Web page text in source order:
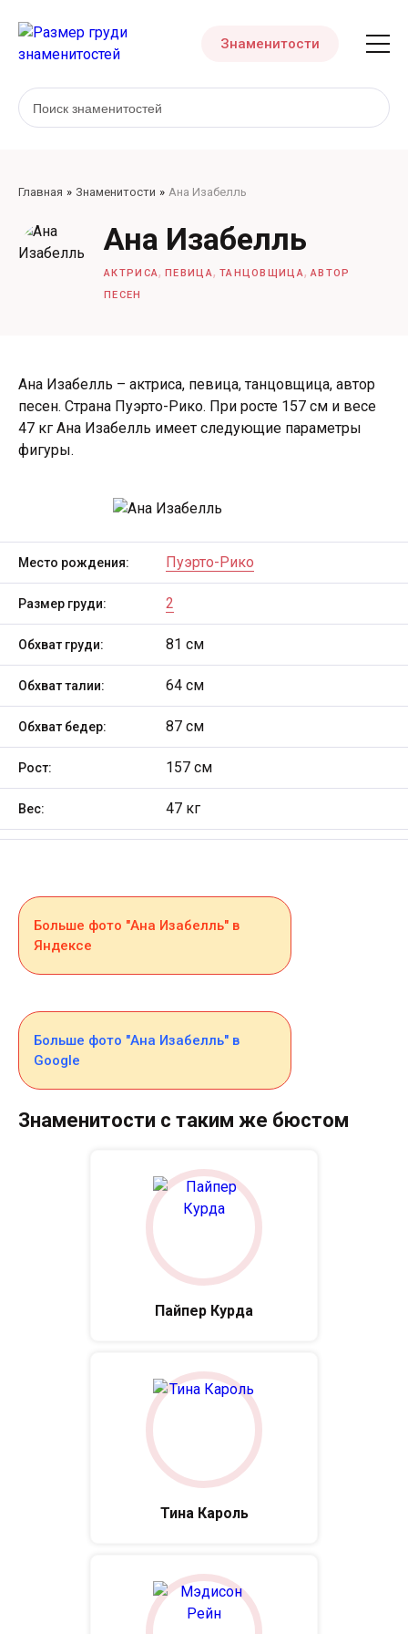
Знаменитости
Главная Знаменитости Ана Изабелль
Ана Изабелль
АКТРИСА,ПЕВИЦА, ТАНЦОВЩИЦА,АВТОР
ПЕСЕН
Ана Изабелль – актриса, певица, танцовщица, автор
песен. Страна Пуэрто-Рико. При росте 157 см и весе
47 кг Ана Изабелль имеет следующие параметры
фигуры.
Место рождения: Пуэрто-Рико
Размер груди: 2
Обхват груди: 81 см
Обхват талии: 64 см
Обхват бедер: 87 см
Рост: 157 см
Вес: 47 кг
Больше фото "Ана Изабелль" в
Яндексе
Больше фото "Ана Изабелль" в
Google
Знаменитости с таким же бюстом
Пайпер Курда
Тина Кароль